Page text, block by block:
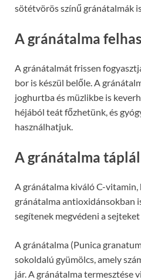
sötétvörös színű gránátalmák
A gránátalma
A gránátalmát frissen
bor is készül belőle. A
joghurtba és müzlikbe is
héjából teát főzhetünk, és
használhatjuk.
A gránátalma
A gránátalma kiváló C-
gránátalma antioxidánsokban
segítenek megvédeni a
A gránátalma (Punica
sokoldalú gyümölcs, amely
jár. A gránátalma termesztése